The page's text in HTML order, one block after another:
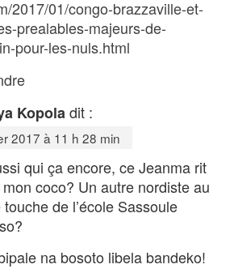
2017/01/congo-brazzaville-et-
prealables-majeurs-de-
pour-les-nuls.html
Kopoladit :
2017 à 11 h 28 min
qui ça encore, ce Jeanma rit
coco? Un autre nordiste au
de l’école Sassoule
na bosoto libela bandeko!